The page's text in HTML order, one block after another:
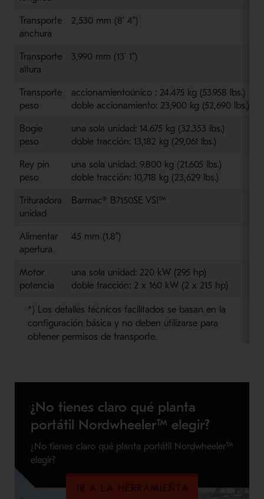
Transporte
anchura
2,530 mm (8' 4")
Transporte
altura
3,990 mm (13' 1")
Transporte
peso
accionamientoúnico : 24.475 kg (53.958 lbs.)
doble accionamiento: 23,900 kg (52,690 lbs.)
Bogie
peso
una sola unidad: 14.675 kg (32.353 lbs.)
doble tracción: 13,182 kg (29,061 lbs.)
Rey pin
peso
una sola unidad: 9.800 kg (21.605 lbs.)
doble tracción: 10,718 kg (23,629 lbs.)
Trituradora
unidad
Barmac® B7150SE VSI ™
Alimentar
apertura
45 mm (1.8")
Motor
potencia
una sola unidad: 220 kW(295 hp)
doble tracción: 2 x 160 kW(2 x 215 hp)
*) Los detalles técnicos facilitados se basan en la
configuración básica y no deben utilizarse para
obtener permisos de transporte.
¿No tienes claro qué planta
portátil Nordwheeler™ elegir?
¿No tienes claro qué planta portátil Nordwheeler™
elegir?
IR A LA HERRAMIENTA